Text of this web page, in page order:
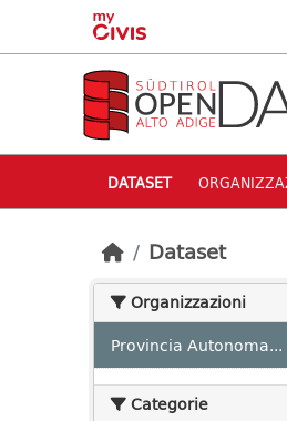
Skip to main content
DATASET
Dataset
Organizzazioni
Provincia Autonoma...
Categorie